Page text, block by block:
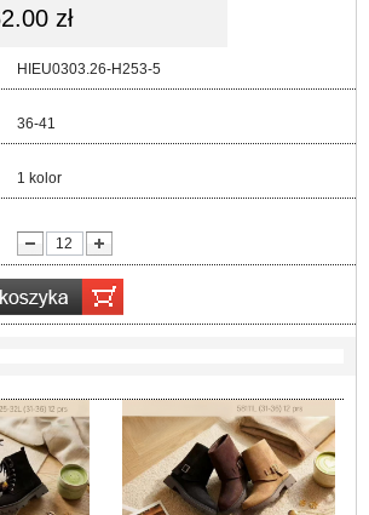
zł
HIEU0303.26-H253-5
36-41
1 kolor